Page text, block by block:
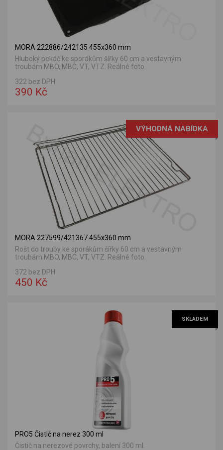
MORA 222886/242135 455x360 mm
Hluboký pekáč ke sporákům šířky 60 cm a vestavným
troubám MBO, MBC, VT, VTZ. Reálné foto.
322 bez DPH
390 Kč
VÝHODNÁ NABÍDKA
MORA 227599/421367 455x360 mm
Rošt do trouby ke sporákům šířky 60 cm a vestavným
troubám MBO, MBC, VT, VTZ. Reálné foto.
372 bez DPH
450 Kč
SKLADEM
PRO5 Čistič na nerez 300 ml
Čistič na nerezové povrchy, balení 300 ml.